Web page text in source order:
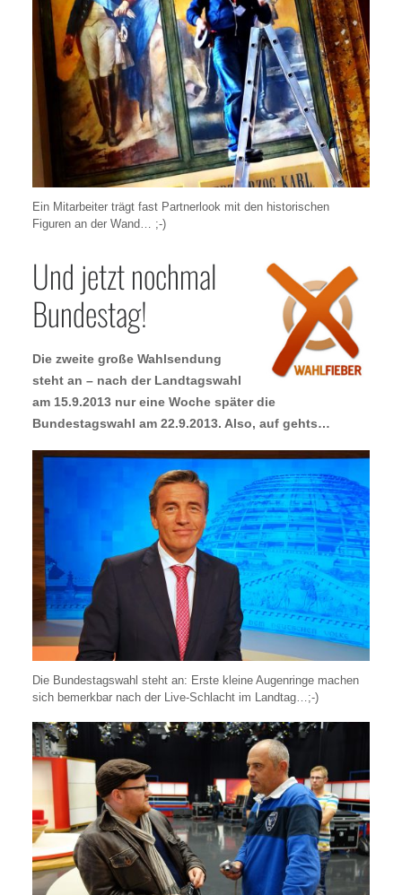
Ein Mitarbeiter trägt fast Partnerlook mit den historischen
Figuren an der Wand… ;-)
Und jetzt nochmal
Bundestag!
Die zweite große Wahlsendung
steht an – nach der Landtagswahl
am 15.9.2013 nur eine Woche später die
Bundestagswahl am 22.9.2013. Also, auf gehts…
Die Bundestagswahl steht an: Erste kleine Augenringe machen
sich bemerkbar nach der Live-Schlacht im Landtag…;-)